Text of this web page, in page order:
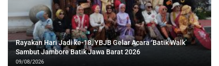
Rayakan Hari Jadi ke-18, YBJB Gelar Acara ‘Batik Walk’
Sambut Jambore Batik Jawa Barat 2026
09/08/2026